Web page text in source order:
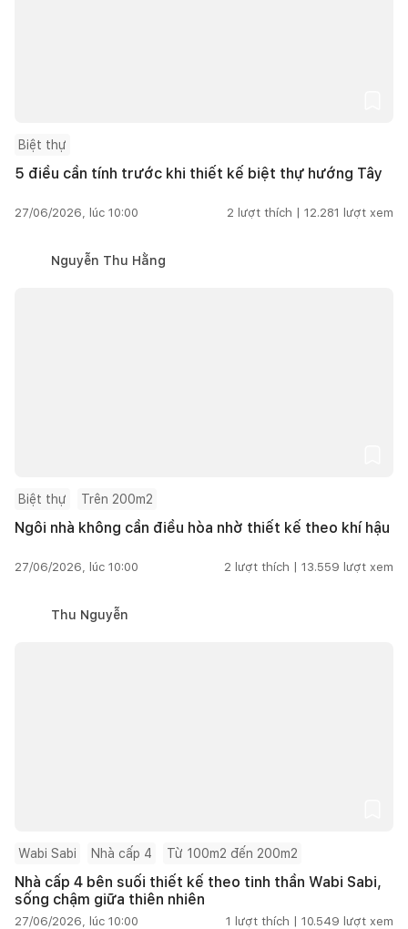
Biệt thự
5 điều cần tính trước khi thiết kế biệt thự hướng Tây
27/06/2026, lúc 10:00 2 lượt thích | 12.281 lượt xem
Nguyễn Thu Hằng
Biệt thự Trên 200m2
Ngôi nhà không cần điều hòa nhờ thiết kế theo khí hậu
27/06/2026, lúc 10:00 2 lượt thích | 13.559 lượt xem
Thu Nguyễn
Wabi Sabi Nhà cấp 4 Từ 100m2 đến 200m2
Nhà cấp 4 bên suối thiết kế theo tinh thần Wabi Sabi,
sống chậm giữa thiên nhiên
27/06/2026, lúc 10:00 1 lượt thích | 10.549 lượt xem